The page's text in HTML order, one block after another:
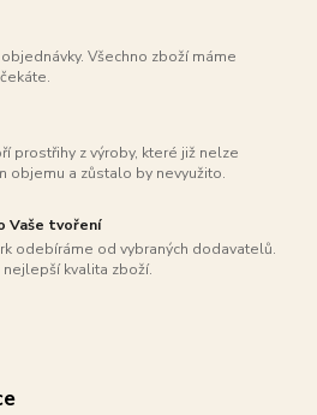
Všechno zboží máme
prostřihy z výroby, které již nelze
objemu a zůstalo by nevyužito.
Vaše tvoření
odebíráme od vybraných dodavatelů.
kvalita zboží.